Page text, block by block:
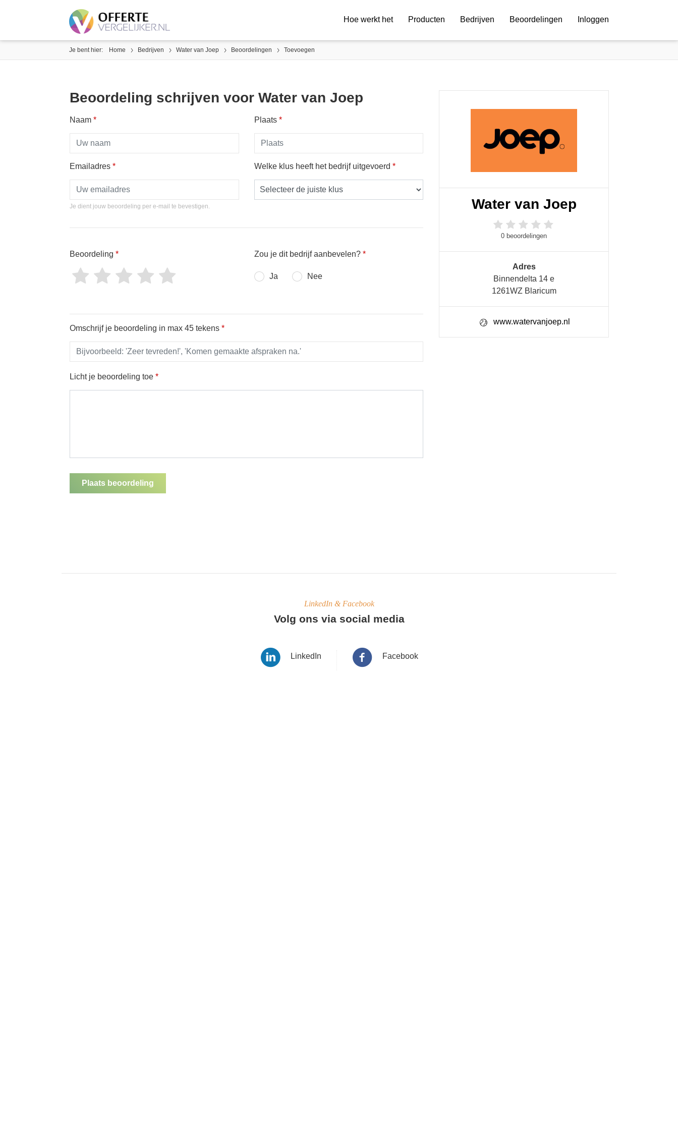
Hoe werkt het Producten Bedrijven Beoordelingen Inloggen
Je bent hier: Home Bedrijven Water van Joep Beoordelingen Toevoegen
Water van Joep
0 beoordelingen
Adres
Binnendelta 14 e
1261WZ Blaricum
www.watervanjoep.nl
Beoordeling schrijven voor Water van Joep
Naam * Plaats *
Emailadres *
Je dient jouw beoordeling per e-mail te bevestigen.
Welke klus heeft het bedrijf uitgevoerd *
Beoordeling * Zou je dit bedrijf aanbevelen? *
Ja Nee
Omschrijf je beoordeling in max 45 tekens *
Licht je beoordeling toe *
Plaats beoordeling
LinkedIn & Facebook
Volg ons via social media
LinkedIn Facebook